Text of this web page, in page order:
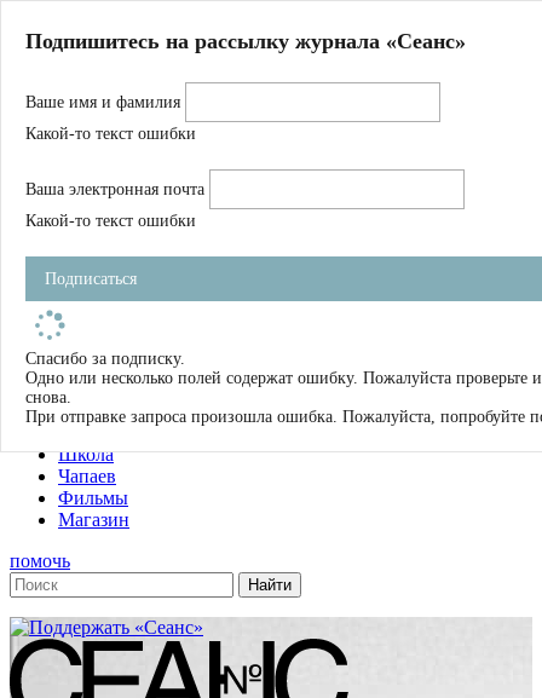
Магазин
Журнал
Школа
Устав
Фильмы
Имена
Тэги
О нас
Журнал
Книги
Школа
Чапаев
Фильмы
Магазин
помочь
Подпишитесь на рассылку журнала «Сеанс»
Ваше имя и фамилия
Какой-то текст ошибки
Ваша электронная почта
Какой-то текст ошибки
Подписаться
Спасибо за подписку.
Одно или несколько полей содержат ошибку. Пожалуйста проверьте
снова.
При отправке запроса произошла ошибка. Пожалуйста, попробуйте